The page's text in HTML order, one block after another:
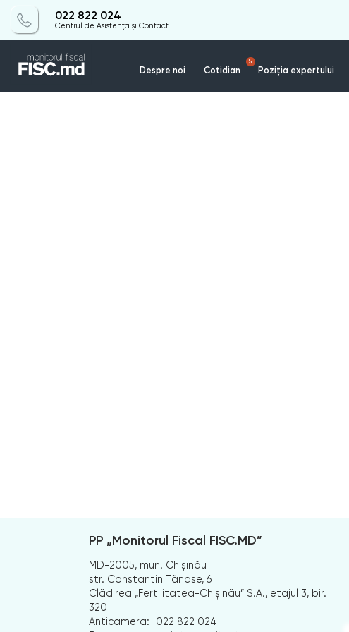
022 822 024
Centrul de Asistență și Contact
Despre noi Cotidian
5
Poziția expertului
PP „Monitorul Fiscal FISC.MD”
MD-2005, mun. Chișinău
str. Constantin Tănase, 6
Clădirea „Fertilitatea-Chișinău” S.A., etajul 3, bir.
320
Anticamera:
022 822 024